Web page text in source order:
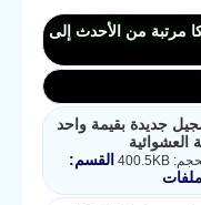
مرتبة من الأحدث إلى
جديدة بقيمة واحد
العشوائية
القسم:
ملفات